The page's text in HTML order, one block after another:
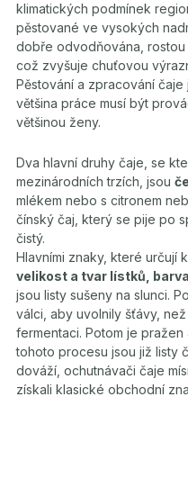
klimatických podmínek
pěstované ve vysokých
dobře odvodňována,
což zvyšuje chuťovou
Pěstování a zpracování
většina práce musí být
většinou ženy.
Dva hlavní druhy čaje, se
mezinárodních trzích, jsou
mlékem nebo s citronem
čínský čaj, který se pije po
čistý.
Hlavními znaky, které určují
velikost a tvar lístků,
jsou listy sušeny na slunci.
válci, aby uvolnily šťávy,
fermentaci. Potom je
tohoto procesu jsou již listy
dováží, ochutnávači čaje
získali klasické obchodní